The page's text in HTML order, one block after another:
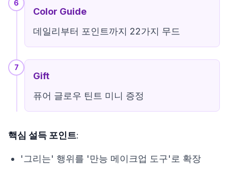
6
Color Guide
데일리부터 포인트까지 22가지 무드
7
Gift
퓨어 글로우 틴트 미니 증정
핵심 설득 포인트:
'그리는' 행위를 '만능 메이크업 도구'로 확장